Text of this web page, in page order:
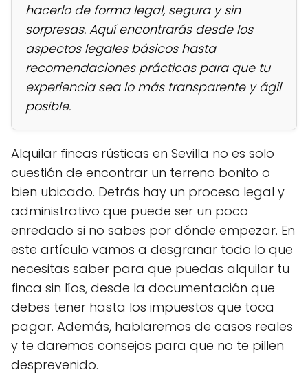
hacerlo de forma legal, segura y sin
sorpresas. Aquí encontrarás desde los
aspectos legales básicos hasta
recomendaciones prácticas para que tu
experiencia sea lo más transparente y ágil
posible.
Alquilar fincas rústicas en Sevilla no es solo
cuestión de encontrar un terreno bonito o
bien ubicado. Detrás hay un proceso legal y
administrativo que puede ser un poco
enredado si no sabes por dónde empezar. En
este artículo vamos a desgranar todo lo que
necesitas saber para que puedas alquilar tu
finca sin líos, desde la documentación que
debes tener hasta los impuestos que toca
pagar. Además, hablaremos de casos reales
y te daremos consejos para que no te pillen
desprevenido.